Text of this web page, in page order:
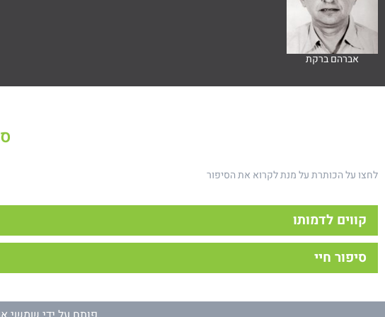
אברהם ברקת
לחצו על הכותרת על מנת לקרוא את הסיפור
קווים לדמותו
– – –
הכרתי את אברהם מהתקופה הראשונה שלי ביגור. אהבתי להיכנס לחדר הנקי
התכנון. הוא לא אהב אילתורים של הרגע האחרון, וככה בכל השטחים.
סיפור חיי